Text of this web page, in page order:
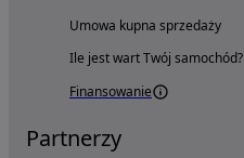
Umowa kupna sprzedaży
Ile jest wart Twój samochód?
Finansowanie
Partnerzy